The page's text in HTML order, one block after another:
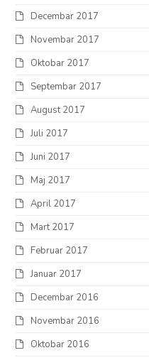
Decembar 2017
Novembar 2017
Oktobar 2017
Septembar 2017
August 2017
Juli 2017
Juni 2017
Maj 2017
April 2017
Mart 2017
Februar 2017
Januar 2017
Decembar 2016
Novembar 2016
Oktobar 2016